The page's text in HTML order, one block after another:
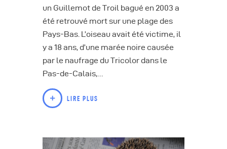
un Guillemot de Troil bagué en 2003 a
été retrouvé mort sur une plage des
Pays-Bas. L’oiseau avait été victime, il
y a 18 ans, d’une marée noire causée
par le naufrage du Tricolor dans le
Pas-de-Calais,…
LIRE PLUS